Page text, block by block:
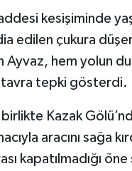
kesişiminde
edilen çukura
Ayvaz, hem yolun
tavra tepki gösterdi.
Kazak
aracını sağa
kapatılmadığı